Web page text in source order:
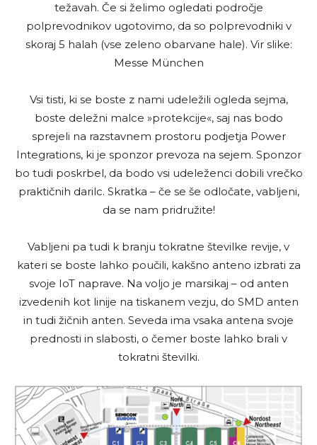
težavah. Če si želimo ogledati področje
polprevodnikov ugotovimo, da so polprevodniki v
skoraj 5 halah (vse zeleno obarvane hale). Vir slike:
Messe München
Vsi tisti, ki se boste z nami udeležili ogleda sejma,
boste deležni malce »protekcije«, saj nas bodo
sprejeli na razstavnem prostoru podjetja Power
Integrations, ki je sponzor prevoza na sejem. Sponzor
bo tudi poskrbel, da bodo vsi udeleženci dobili vrečko
praktičnih darilc. Skratka – če se še odločate, vabljeni,
da se nam pridružite!
Vabljeni pa tudi k branju tokratne številke revije, v
kateri se boste lahko poučili, kakšno anteno izbrati za
svoje IoT naprave. Na voljo je marsikaj – od anten
izvedenih kot linije na tiskanem vezju, do SMD anten
in tudi žičnih anten. Seveda ima vsaka antena svoje
prednosti in slabosti, o čemer boste lahko brali v
tokratni številki.